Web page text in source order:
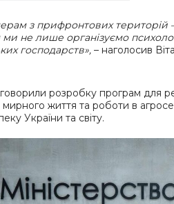
з прифронтових територій
не лише організуємо
господарств», – наголосив
розробку програм для
життя та роботи в
України та світу.